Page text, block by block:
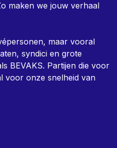
maken we jouw verhaal
maar vooral
syndici en grote
BEVAKS. Partijen die voor
voor onze snelheid van